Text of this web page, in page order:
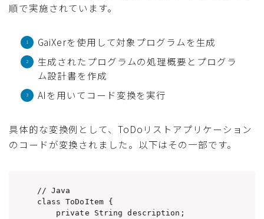
順で実施されています。
GaiXerを使用して対象プログラムを生成
生成されたプログラムの処理概要とプログラ
ム設計書を作成
AIを用いてコード変換を実行
具体的な変換例として、ToDoリストアプリケーション
のコードが変換されました。以下はその一部です。
// Java
class ToDoItem {
    private String description;